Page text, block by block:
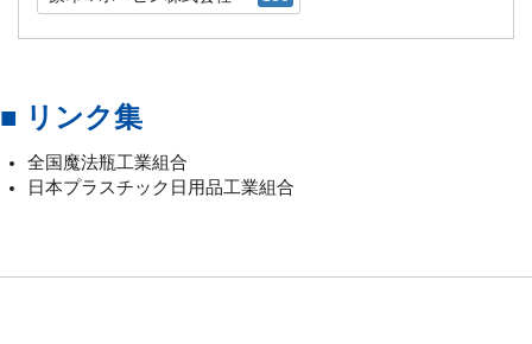
■ リンク集
全国魔法瓶工業組合
日本プラスチック日用品工業組合